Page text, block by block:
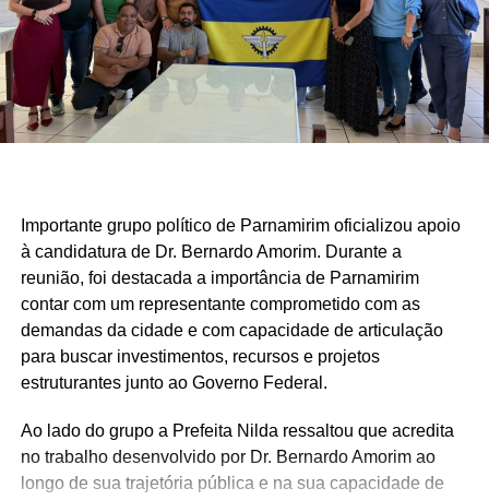
Importante grupo político de Parnamirim oficializou apoio
à candidatura de Dr. Bernardo Amorim. Durante a
reunião, foi destacada a importância de Parnamirim
contar com um representante comprometido com as
demandas da cidade e com capacidade de articulação
para buscar investimentos, recursos e projetos
estruturantes junto ao Governo Federal.
Ao lado do grupo a Prefeita Nilda ressaltou que acredita
no trabalho desenvolvido por Dr. Bernardo Amorim ao
longo de sua trajetória pública e na sua capacidade de